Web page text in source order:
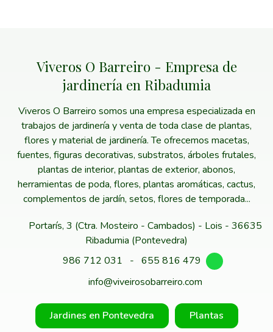
Viveros O Barreiro - Empresa de
jardinería en Ribadumia
Viveros O Barreiro somos una empresa especializada en
trabajos de jardinería y venta de toda clase de plantas,
flores y material de jardinería. Te ofrecemos macetas,
fuentes, figuras decorativas, substratos, árboles frutales,
plantas de interior, plantas de exterior, abonos,
herramientas de poda, flores, plantas aromáticas, cactus,
complementos de jardín, setos, flores de temporada...
Portarís, 3 (Ctra. Mosteiro - Cambados) - Lois - 36635
Ribadumia (Pontevedra)
986 712 031
- 655 816 479
info@viveirosobarreiro.com
Jardines en Pontevedra Plantas